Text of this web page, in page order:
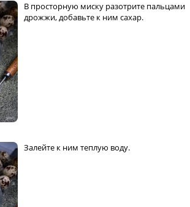
В просторную миску разотрите пальцами
дрожжи, добавьте к ним сахар.
Залейте к ним теплую воду.